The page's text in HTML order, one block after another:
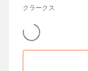
クラークス